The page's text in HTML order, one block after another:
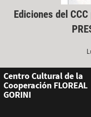
Ediciones del
Centro Cultural de la
Cooperación FLOREAL
GORINI